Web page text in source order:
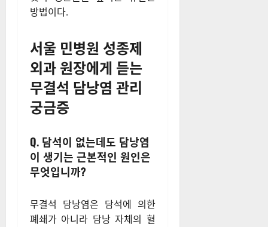
방법이다.
서울 민병원 성종제
외과 원장에게 듣는
무결석 담낭염 관리
궁금증
Q. 담석이 없는데도 담낭염
이 생기는 근본적인 원인은
무엇입니까?
무결석 담낭염은 담석에 의한
폐쇄가 아니라 담낭 자체의 혈